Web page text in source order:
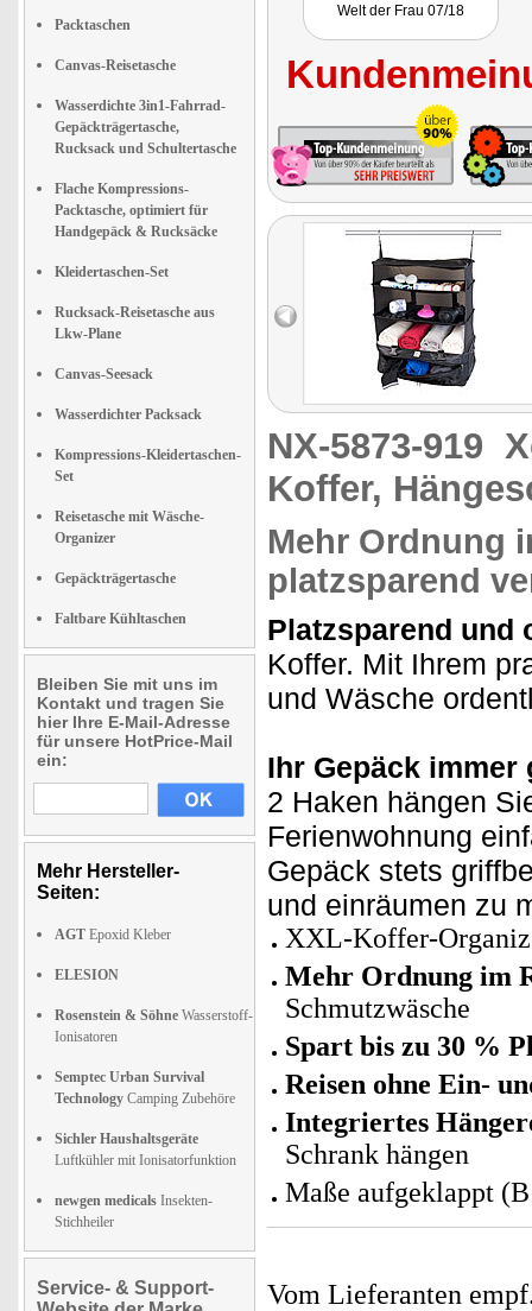
Packtaschen
Canvas-Reisetasche
Wasserdichte 3in1-Fahrrad-
Gepäckträgertasche,
Rucksack und Schultertasche
Flache Kompressions-
Packtasche, optimiert für
Handgepäck & Rucksäcke
Kleidertaschen-Set
Rucksack-Reisetasche aus
Lkw-Plane
Canvas-Seesack
Wasserdichter Packsack
Kompressions-Kleidertaschen-
Set
Reisetasche mit Wäsche-
Organizer
Gepäckträgertasche
Faltbare Kühltaschen
Bleiben Sie mit uns im
Kontakt und tragen Sie
hier Ihre E-Mail-Adresse
für unsere HotPrice-Mail
ein:
Mehr Hersteller-
Seiten:
AGT Epoxid Kleber
ELESION
Rosenstein & Söhne Wasserstoff-
Ionisatoren
Semptec Urban Survival
Technology Camping Zubehöre
Sichler Haushaltsgeräte
Luftkühler mit Ionisatorfunktion
newgen medicals Insekten-
Stichheiler
Service- & Support-
Welt der Frau 07/18
NX-5873-919
Koffer,
Mehr Ordnung
platzsparend
Platzsparend und
Koffer. Mit Ihrem
und Wäsche
Ihr Gepäck immer
2 Haken hängen
Ferienwohnung
Gepäck stets
und einräumen zu
XXL-Koffer-
Mehr Ordnung im
Schmutzwäsche
Spart bis zu 30 %
Reisen ohne Ein-
Integriertes
Schrank hängen
Maße aufgeklappt
Vom Lieferanten